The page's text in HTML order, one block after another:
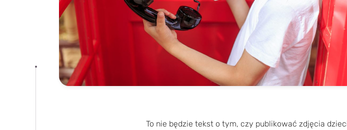
To nie będzie tekst o tym, czy publikować zdjęcia